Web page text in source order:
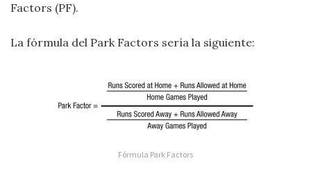
Factors (PF).
La fórmula del Park Factors sería la siguiente:
Fórmula Park Factors